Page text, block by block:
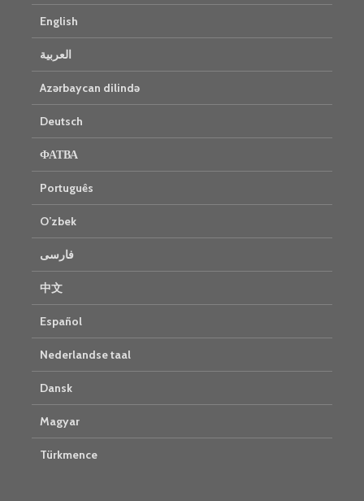
English
العربية
Azərbaycan dilində
Deutsch
ФАТВА
Português
O’zbek
فارسی
中文
Español
Nederlandse taal
Dansk
Magyar
Türkmence